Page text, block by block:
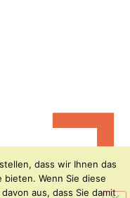
dass wir Ihnen das
Wenn Sie diese
aus, dass Sie damit